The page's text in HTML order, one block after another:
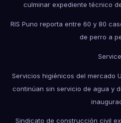
culminar expediente técnico
RIS Puno reporta entre 60 y 80
de perro a
Servicios higiénicos del mercado
continúan sin servicio de agua y
Sindicato de construcción civil